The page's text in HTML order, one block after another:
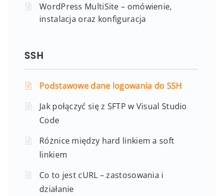
WordPress MultiSite – omówienie,
instalacja oraz konfiguracja
SSH
Podstawowe dane logowania do SSH
Jak połączyć się z SFTP w Visual Studio
Code
Różnice między hard linkiem a soft
linkiem
Co to jest cURL – zastosowania i
działanie